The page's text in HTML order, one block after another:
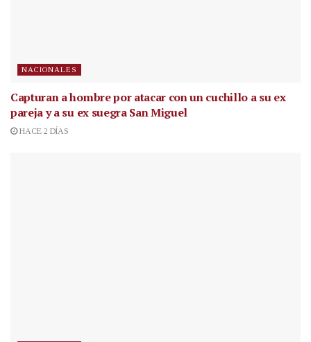
NACIONALES
Capturan a hombre por atacar con un cuchillo a su ex
pareja y a su ex suegra San Miguel
HACE 2 DÍAS